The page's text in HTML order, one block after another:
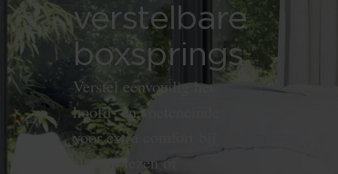
verstelbare
boxsprings
Verstel eenvoudig het
hoofd- en voeteneinde
voor extra comfort bij
slapen, lezen of